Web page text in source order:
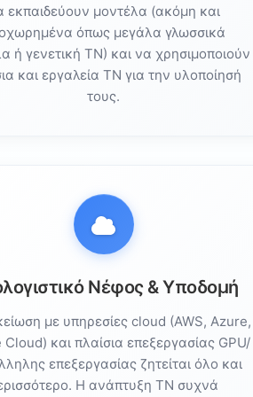
εκπαιδεύουν μοντέλα (ακόμη και
όπως μεγάλα γλωσσικά
ή γενετική ΤΝ) και να χρησιμοποιούν
και εργαλεία ΤΝ για την υλοποίησή
τους.
Νέφος & Υποδομή
με υπηρεσίες cloud (AWS, Azure,
και πλαίσια επεξεργασίας GPU/
επεξεργασίας ζητείται όλο και
Η ανάπτυξη ΤΝ συχνά